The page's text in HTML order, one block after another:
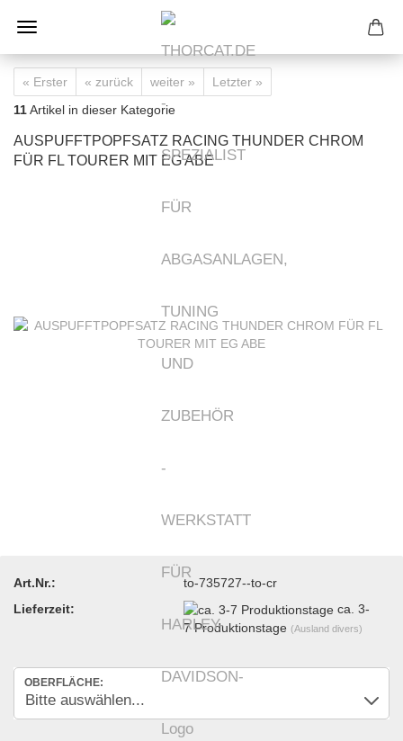
« Erster « zurück weiter »
Letzter »
11Artikel in dieser Kategorie
AUSPUFFTPOPFSATZ RACING THUNDER CHROM
FÜR FL TOURER MIT EG ABE
Art.Nr.:
to-735727--to-cr
Lieferzeit:
ca. 3-
7 Produktionstage (Ausland divers)
OBERFLÄCHE: